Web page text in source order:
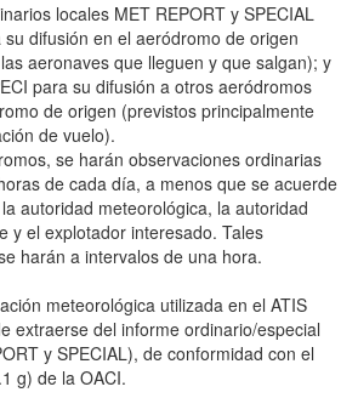
locales MET REPORT y SPECIAL
difusión en el aeródromo de origen
aeronaves que lleguen y que salgan); y
para su difusión a otros aeródromos
de origen (previstos principalmente
de vuelo).
se harán observaciones ordinarias
de cada día, a menos que se acuerde
autoridad meteorológica, la autoridad
y el explotador interesado. Tales
harán a intervalos de una hora.
meteorológica utilizada en el ATIS
extraerse del informe ordinario/especial
y SPECIAL), de conformidad con el
g) de la OACI.